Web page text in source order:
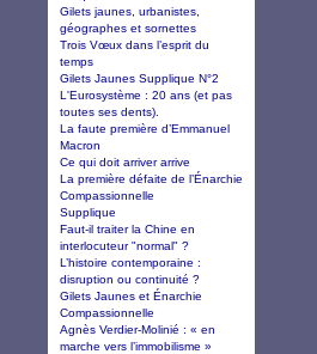
Gilets jaunes, urbanistes,
géographes et sornettes
Trois Vœux dans l’esprit du
temps
Gilets Jaunes Supplique N°2
L'Eurosystème : 20 ans (et pas
toutes ses dents).
La faute première d’Emmanuel
Macron
Ce qui doit arriver arrive
La première défaite de l’Énarchie
Compassionnelle
Supplique
Faut-il traiter la Chine en
interlocuteur "normal" ?
L’histoire contemporaine :
disruption ou continuité ?
Gilets Jaunes et Énarchie
Compassionnelle
Agnès Verdier-Molinié : « en
marche vers l’immobilisme »